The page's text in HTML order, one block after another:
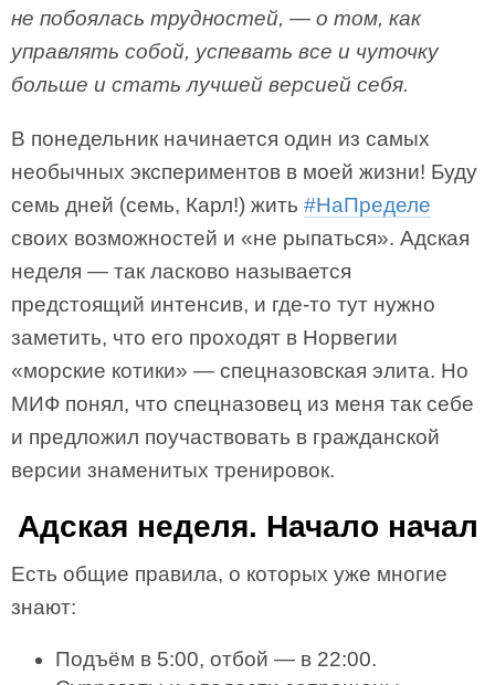
не побоялась трудностей, — о том, как
управлять собой, успевать все и чуточку
больше и стать лучшей версией себя.
В понедельник начинается один из самых
необычных экспериментов в моей жизни! Буду
семь дней (семь, Карл!) жить #НаПределе
своих возможностей и «не рыпаться». Адская
неделя — так ласково называется
предстоящий интенсив, и где-то тут нужно
заметить, что его проходят в Норвегии
«морские котики» — спецназовская элита. Но
МИФ понял, что спецназовец из меня так себе
и предложил поучаствовать в гражданской
версии знаменитых тренировок.
Адская неделя. Начало начал
Есть общие правила, о которых уже многие
знают:
Подъём в 5:00, отбой — в 22:00.